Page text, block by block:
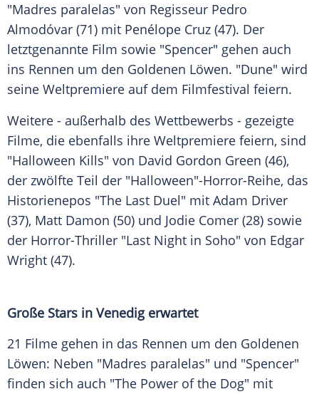
"Madres paralelas" von Regisseur Pedro
Almodóvar (71) mit Penélope Cruz (47). Der
letztgenannte Film sowie "Spencer" gehen auch
ins Rennen um den Goldenen Löwen. "Dune" wird
seine Weltpremiere auf dem Filmfestival feiern.
Weitere - außerhalb des Wettbewerbs - gezeigte
Filme, die ebenfalls ihre Weltpremiere feiern, sind
"Halloween Kills" von David Gordon Green (46),
der zwölfte Teil der "Halloween"-Horror-Reihe, das
Historienepos "The Last Duel" mit Adam Driver
(37), Matt Damon (50) und Jodie Comer (28) sowie
der Horror-Thriller "Last Night in Soho" von Edgar
Wright (47).
Große Stars in Venedigerwartet
21 Filme gehen in das Rennen um den Goldenen
Löwen: Neben "Madres paralelas" und "Spencer"
finden sich auch "The Power of the Dog" mit